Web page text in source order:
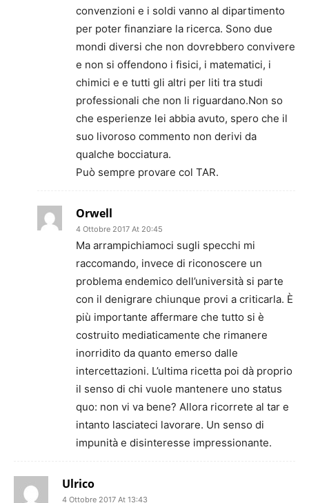
convenzioni e i soldi vanno al dipartimento
per poter finanziare la ricerca. Sono due
mondi diversi che non dovrebbero convivere
e non si offendono i fisici, i matematici, i
chimici e e tutti gli altri per liti tra studi
professionali che non li riguardano.Non so
che esperienze lei abbia avuto, spero che il
suo livoroso commento non derivi da
qualche bocciatura.
Può sempre provare col TAR.
Orwell
4 Ottobre 2017 At 20:45
Ma arrampichiamoci sugli specchi mi
raccomando, invece di riconoscere un
problema endemico dell’università si parte
con il denigrare chiunque provi a criticarla. È
più importante affermare che tutto si è
costruito mediaticamente che rimanere
inorridito da quanto emerso dalle
intercettazioni. L’ultima ricetta poi dà proprio
il senso di chi vuole mantenere uno status
quo: non vi va bene? Allora ricorrete al tar e
intanto lasciateci lavorare. Un senso di
impunità e disinteresse impressionante.
Ulrico
4 Ottobre 2017 At 13:43